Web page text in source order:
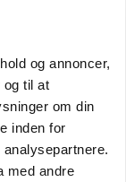
og annoncer,
til at
om din
inden for
med andre
Polsk kylling